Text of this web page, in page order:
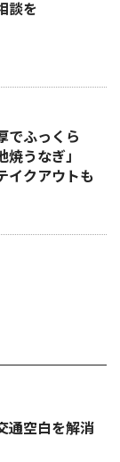
談を
でふっくら
うなぎ」
クアウトも
空白を解消